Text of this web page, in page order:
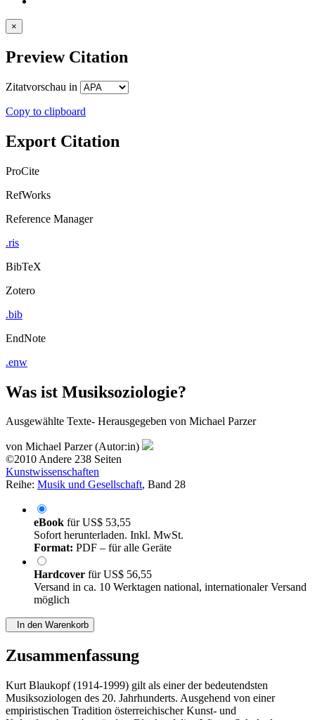
×
Preview Citation
Zitatvorschau in
Copy to clipboard
Export Citation
ProCite
RefWorks
Reference Manager
.ris
BibTeX
Zotero
.bib
EndNote
.enw
Was ist Musiksoziologie?
Ausgewählte Texte- Herausgegeben von Michael Parzer
von Michael Parzer (Autor:in)
©2010Andere 238 Seiten
Kunstwissenschaften
Reihe: Musik und Gesellschaft, Band 28
eBook fürUS$ 53,55
Sofort herunterladen. Inkl. MwSt.
Format: PDF – für alle Geräte
Hardcover fürUS$ 56,55
Versand in ca. 10 Werktagen national, internationaler Versand
möglich
In den Warenkorb
Zusammenfassung
Kurt Blaukopf (1914-1999) gilt als einer der bedeutendsten
Musiksoziologen des 20. Jahrhunderts. Ausgehend von einer
empiristischen Tradition österreichischer Kunst- und